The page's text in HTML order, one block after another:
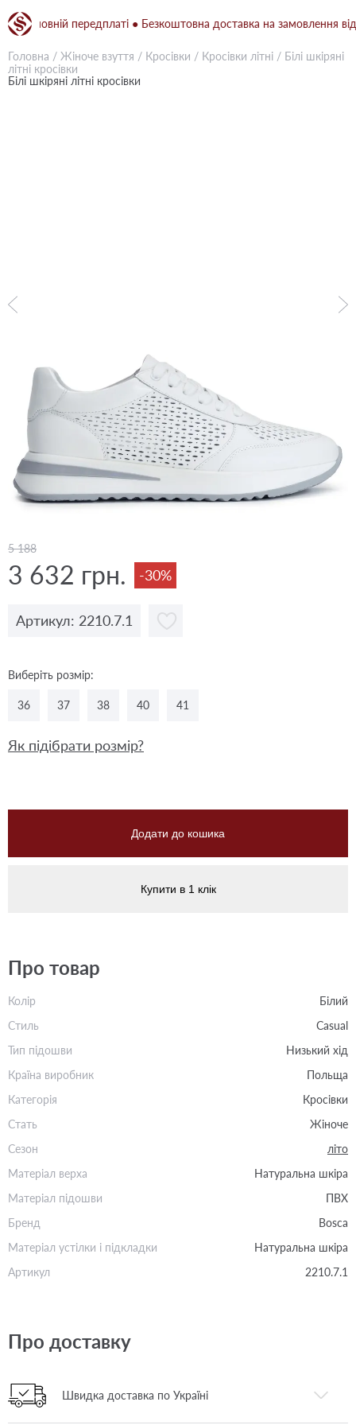
передплаті ● Безкоштовна доставка на замовлення від
Головна / Жіноче взуття / Кросівки / Кросівки літні / Білі шкіряні
літні кросівки
Білі шкіряні літні кросівки
5 188
3 632 грн. -30%
Артикул: 2210.7.1
Виберіть розмір:
36 37 38 40 41
Як підібрати розмір?
Додати до кошика
Купити в 1 клік
Про товар
Колір
Білий
Стиль
Casual
Тип підошви
Низький хід
Країна виробник
Польща
Категорія
Кросівки
Стать
Жіноче
Сезон
літо
Матеріал верха
Натуральна шкіра
Матеріал підошви
ПВХ
Бренд
Bosca
Матеріал устілки і підкладки
Натуральна шкіра
Артикул
2210.7.1
Про доставку
Швидка доставка по Україні